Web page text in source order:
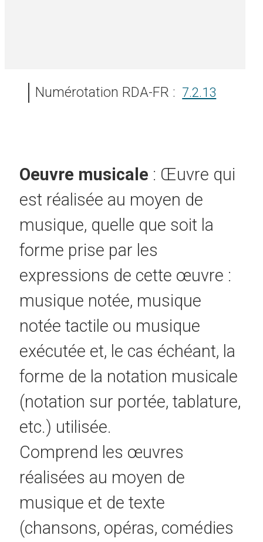
Numérotation RDA-FR : 7.2.13
Oeuvre musicale : Œuvre qui
est réalisée au moyen de
musique, quelle que soit la
forme prise par les
expressions de cette œuvre :
musique notée, musique
notée tactile ou musique
exécutée et, le cas échéant, la
forme de la notation musicale
(notation sur portée, tablature,
etc.) utilisée.
Comprend les œuvres
réalisées au moyen de
musique et de texte
(chansons, opéras, comédies